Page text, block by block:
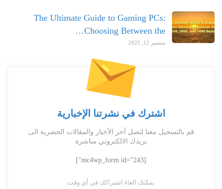
The Ultimate Guide to Gaming PCs:
Choosing Between the…
سبتمبر 12, 2025
اشترك في نشرتنا الإخبارية
قم بالتسجيل معنا لتصل آخر الأخبار والمقالات الحصرية الى
بريدك الالكتروني مباشرة
[mc4wp_form id="243"]
يمكنك الغاء اشتراكك في أي وقت